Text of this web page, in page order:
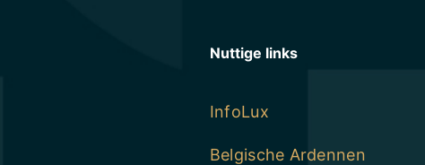
Nuttige links
InfoLux
Belgische Ardennen